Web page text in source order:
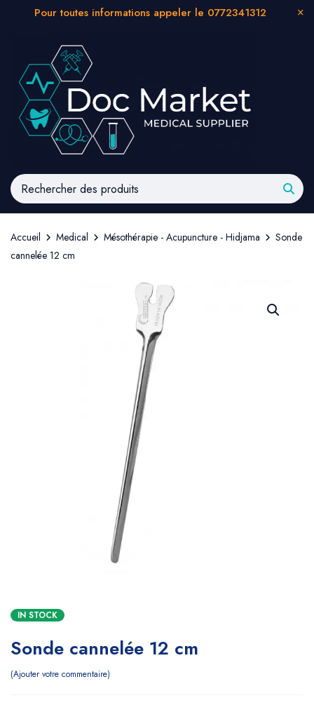
Pour toutes informations appeler le 0772341312
Accueil Medical Mésothérapie - Acupuncture - Hidjama
Sonde
cannelée 12 cm
IN STOCK
Sonde cannelée 12 cm
Ajouter votre commentaire